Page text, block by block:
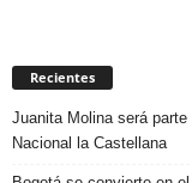
Recientes
Juanita Molina será
Nacional la Castellana